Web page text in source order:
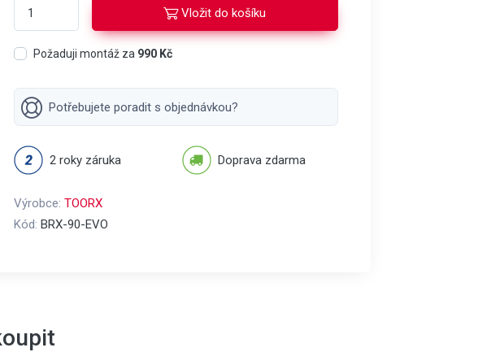
Vložit do košíku
Požaduji montáž za 990 Kč
Potřebujete poradit s objednávkou?
2 roky záruka Doprava zdarma
Výrobce: TOORX
Kód: BRX-90-EVO